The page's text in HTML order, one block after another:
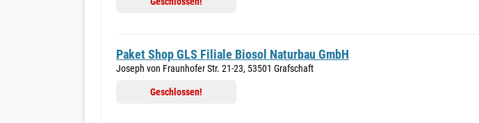
Paket Shop GLS Filiale Biosol Naturbau GmbH
Joseph von Fraunhofer Str. 21-23, 53501 Grafschaft
Geschlossen!